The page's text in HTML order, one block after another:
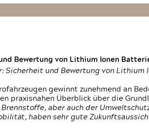
Bewertung von Lithium Ionen
Sicherheit und Bewertung von
gewinnt zunehmend an
praxisnahen Überblick über die
aber auch der
haben sehr gute